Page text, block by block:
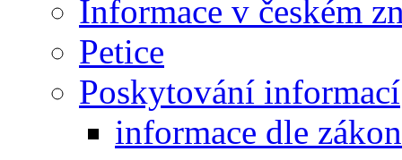
Informace v českém
Petice
Poskytování informací
informace dle